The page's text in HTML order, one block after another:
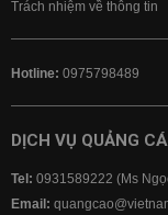
Trách nhiệm về thông tin
Hotline: 0975798489
DỊCH VỤ QUẢNG
Tel: 0931589222 (Ms
Email: